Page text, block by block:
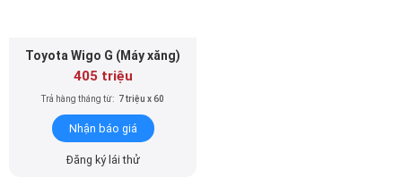
Toyota Wigo G (Máy xăng)
405 triệu
Trả hàng tháng từ: 7 triệu x 60
Nhận báo giá
Đăng ký lái thử